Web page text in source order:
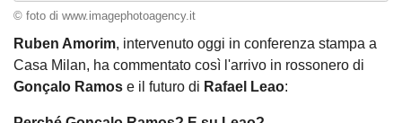
© foto di www.imagephotoagency.it
Ruben Amorim, intervenuto oggi in conferenza stampa a
Casa Milan, ha commentato così l'arrivo in rossonero di
Gonçalo Ramos e il futuro di Rafael Leao: